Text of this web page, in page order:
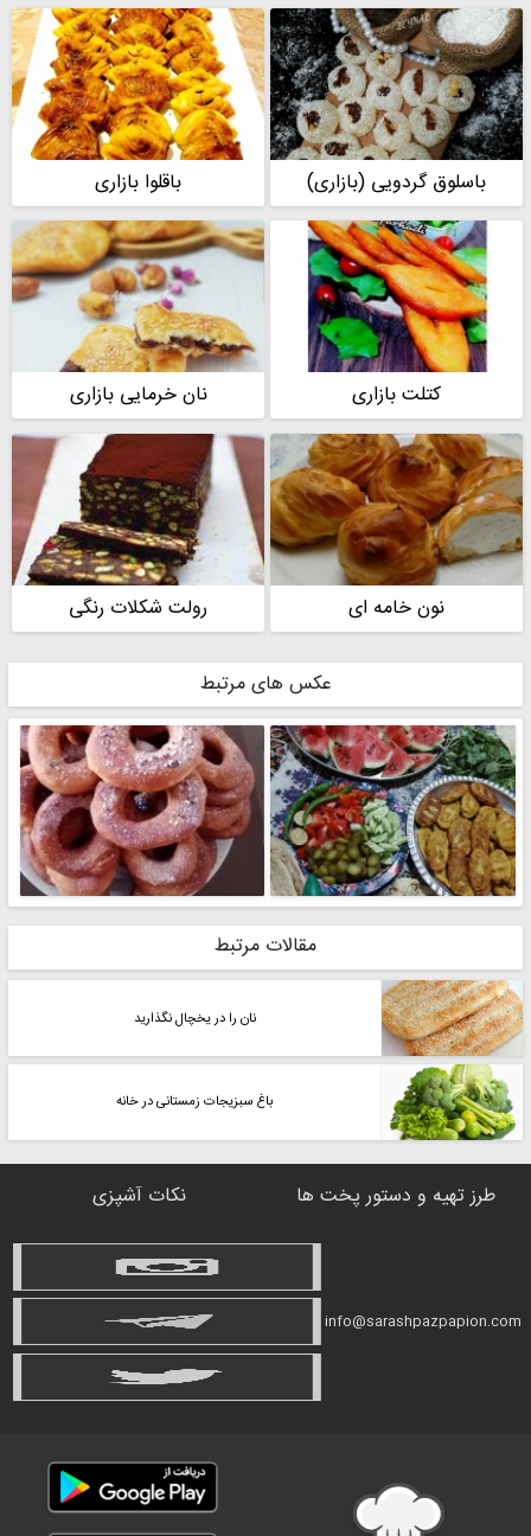
باسلوق گردویی (بازاری) باقلوا بازاری
کتلت بازاری نان خرمایی بازاری
نون خامه ای رولت شکلات رنگی
عکس های مرتبط
مقالات مرتبط
نان را در یخچال نگذارید
باغ سبزیجات زمستانی در خانه
طرز تهیه و دستور پخت ها نکات آشپزی
info@sarashpazpapion.com